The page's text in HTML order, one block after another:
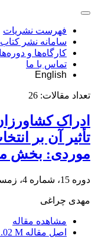
فهرست نشریات
سامانه نشر کتاب
کارگاه‌ها و
تماس با ما
English
تعداد مقالات: 26
ادراک
تأثیر آن بر
موردی: بخش
دوره 15، شماره 4، زمستان 1404، صفحه
مهدی چراغی
مشاهده مقاله
اصل مقاله M